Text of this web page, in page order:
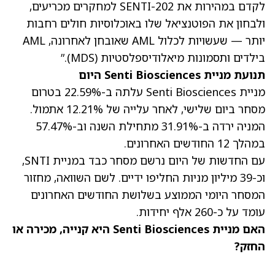
לקדם במהירות את SENTI-202 למחקרים מכריעים,
ולבחון את הפוטנציאל שלו באוכלוסיות חולים רחבות
יותר — שעשויות לכלול AML שאובחן לאחרונה, AML
בילדים ותסמונות מיאלודיספלסטיות (MDS).”
תנועת מניית Senti Biosciences היום
מניית Senti Biosciences עלתה ב-22.59% בטרום
מסחר ביום שלישי
, לאחר עלייה של 12.21% אתמול.
המניה ירדה ב-31.91% מתחילת השנה וב-57.47%
במהלך 12 החודשים האחרונים.
עם החדשות של היום נרשם מסחר כבד במניית SNTI,
וכ-39 מיליון מניות החליפו ידיים. לשם השוואה, מחזור
המסחר היומי הממוצע בשלושת החודשים האחרונים
עומד על כ-260 אלף יחידות.
האם מניית Senti Biosciences היא קנייה, מכירה או
החזק?